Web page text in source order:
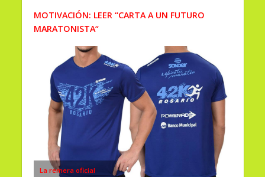
MOTIVACIÓN: LEER “CARTA A UN FUTURO
MARATONISTA“
La remera oficial